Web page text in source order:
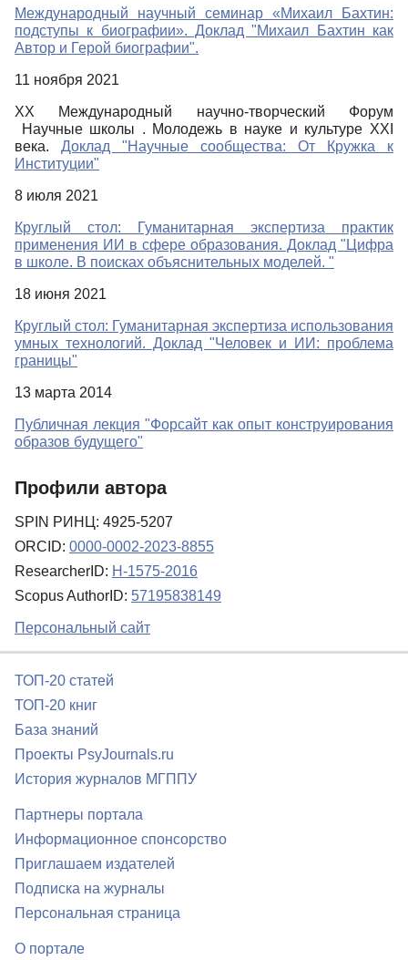
Международный научный семинар «Михаил Бахтин:
подступы к биографии». Доклад "Михаил Бахтин как
Автор и Герой биографии".
11 ноября 2021
XX Международный научно-творческий Форум
Научные школы . Молодежь в науке и культуре XXI
века. Доклад "Научные сообщества: От Кружка к
Институции"
8 июля 2021
Круглый стол: Гуманитарная экспертиза практик
применения ИИ в сфере образования. Доклад "Цифра
в школе. В поисках объяснительных моделей. "
18 июня 2021
Круглый стол: Гуманитарная экспертиза использования
умных технологий. Доклад "Человек и ИИ: проблема
границы"
13 марта 2014
Публичная лекция "Форсайт как опыт конструирования
образов будущего"
Профили автора
SPIN РИНЦ: 4925-5207
ORCID: 0000-0002-2023-8855
ResearcherID: H-1575-2016
Scopus AuthorID: 57195838149
Персональный сайт
ТОП-20 статей
ТОП-20 книг
База знаний
Проекты PsyJournals.ru
История журналов МГППУ
Партнеры портала
Информационное спонсорство
Приглашаем издателей
Подписка на журналы
Персональная страница
О портале